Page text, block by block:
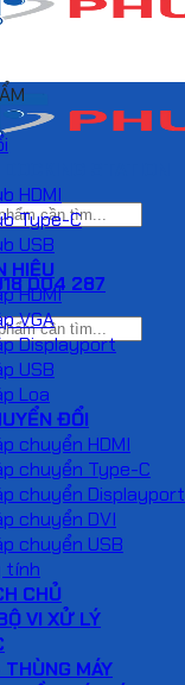
004 287
HDMI
Type-C
USB
HIỆU
HDMI
VGA
Displayport
USB
Loa
ĐỔI
chuyển HDMI
chuyển Type-C
chuyển Displayport
chuyển DVI
chuyển USB
tính
CHỦ
VI XỬ LÝ
MÁY